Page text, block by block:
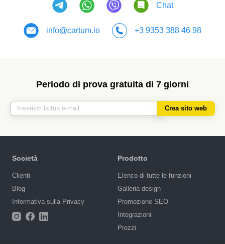
Chat
info@cartum.io +3 9353 388 46 98
Periodo di prova gratuita di 7 giorni
Crea sito web
Società
Сlienti
Blog
Informativa sulla Privacy
Prodotto
Elenco di tutte le funzioni
Galleria design
Promozione SEO
Integrazioni
Prezzi